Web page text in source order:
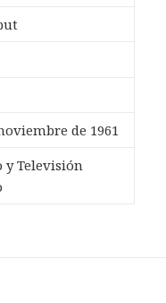
de 1961
y Televisión